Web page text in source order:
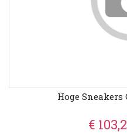
Hoge Sneakers
€